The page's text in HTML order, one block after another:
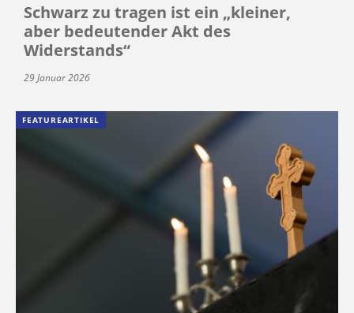
Schwarz zu tragen ist ein „kleiner,
aber bedeutender Akt des
Widerstands“
29 Januar 2026
FEATUREARTIKEL